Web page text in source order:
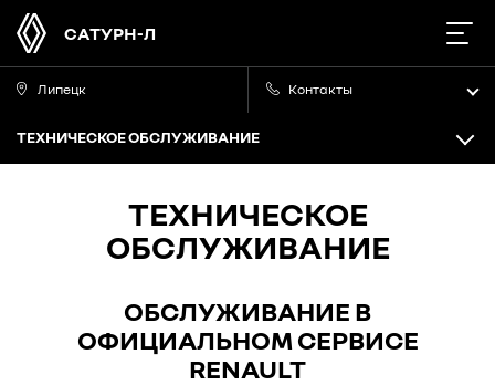
САТУРН-Л
Липецк Контакты
ТЕХНИЧЕСКОЕ ОБСЛУЖИВАНИЕ
ТЕХНИЧЕСКОЕ
ОБСЛУЖИВАНИЕ
ОБСЛУЖИВАНИЕ В
ОФИЦИАЛЬНОМ СЕРВИСЕ
RENAULT